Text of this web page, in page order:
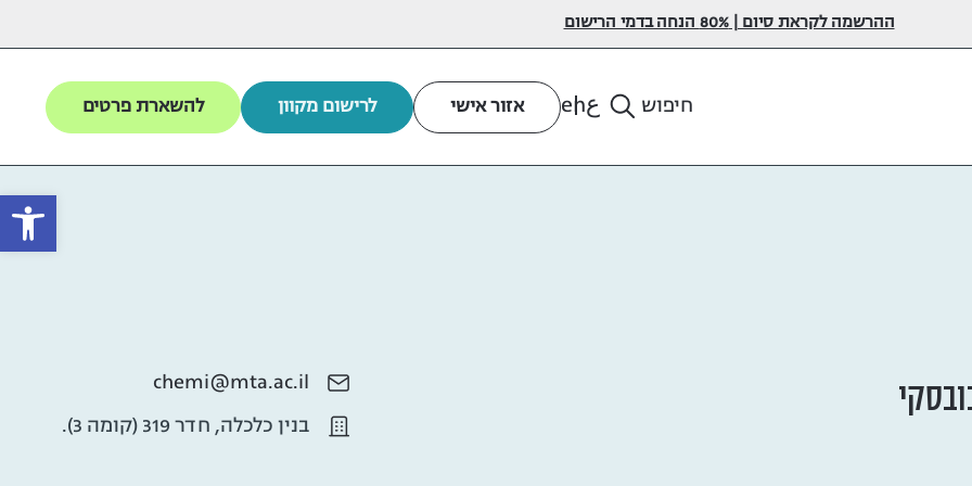
ההרשמה לקראת סיום | 80% הנחה בדמי הרישום
חיפוש عen אזור אישי לרישום מקוון להשארת פרטים
chemi@mta.ac.il
בנין כלכלה, חדר 319 (קומה 3).